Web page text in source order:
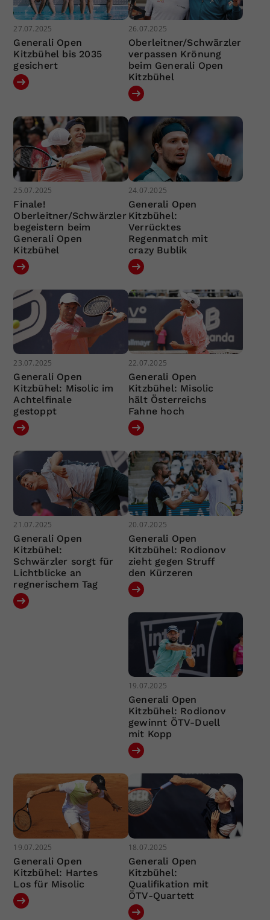
27.07.2025
Generali Open
Kitzbühel bis 2035
gesichert
26.07.2025
Oberleitner/Schwärzler
verpassen Krönung
beim Generali Open
Kitzbühel
25.07.2025
Finale!
Oberleitner/Schwärzler
begeistern beim
Generali Open
Kitzbühel
24.07.2025
Generali Open
Kitzbühel:
Verrücktes
Regenmatch mit
crazy Bublik
23.07.2025
Generali Open
Kitzbühel: Misolic im
Achtelfinale
gestoppt
22.07.2025
Generali Open
Kitzbühel: Misolic
hält Österreichs
Fahne hoch
21.07.2025
Generali Open
Kitzbühel:
Schwärzler sorgt für
Lichtblicke an
regnerischem Tag
20.07.2025
Generali Open
Kitzbühel: Rodionov
zieht gegen Struff
den Kürzeren
19.07.2025
Generali Open
Kitzbühel: Rodionov
gewinnt ÖTV-Duell
mit Kopp
19.07.2025
Generali Open
Kitzbühel: Hartes
Los für Misolic
18.07.2025
Generali Open
Kitzbühel:
Qualifikation mit
ÖTV-Quartett